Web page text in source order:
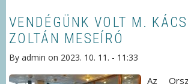
VENDÉGÜNK VOLT M.
ZOLTÁN MESEÍRÓ
By admin on 2023. 10. 11. - 11:33
Az